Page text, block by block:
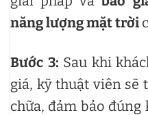
năng lượng mặt trời
Bước 3: Sau khi
giá, kỹ thuật viên sẽ
chữa, đảm bảo